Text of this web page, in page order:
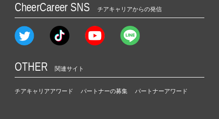
CheerCareer SNS チアキャリアからの発信
OTHER 関連サイト
チアキャリアアワード パートナーの募集 パートナーアワード